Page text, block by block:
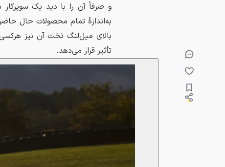
و صرفاً آن را با دید یک
به‌اندازهٔ تمام محصولات حال
بالای میل‌لنگ تخت آن نیز
تأثیر قرار می‌دهد.